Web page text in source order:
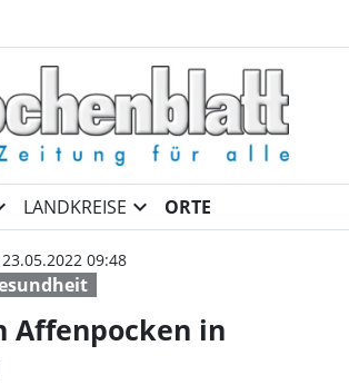
Affenpocken in
LANDKREISE expand_more ORTE
09:48
Affenpocken in